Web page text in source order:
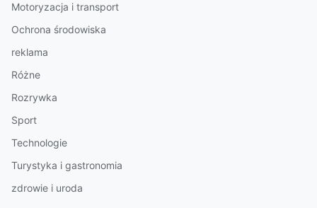
Motoryzacja i transport
Ochrona środowiska
reklama
Różne
Rozrywka
Sport
Technologie
Turystyka i gastronomia
zdrowie i uroda